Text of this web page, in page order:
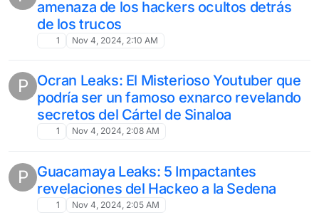
amenaza de los hackers ocultos detrás
de los trucos
1 Nov 4, 2024, 2:10 AM
P Ocran Leaks: El Misterioso Youtuber que
podría ser un famoso exnarco revelando
secretos del Cártel de Sinaloa
1 Nov 4, 2024, 2:08 AM
P Guacamaya Leaks: 5 Impactantes
revelaciones del Hackeo a la Sedena
1 Nov 4, 2024, 2:05 AM